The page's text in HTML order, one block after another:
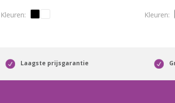
Laagste prijsgarantie